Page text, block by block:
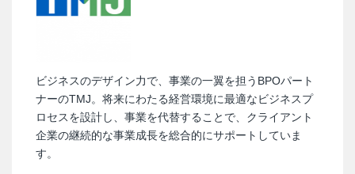
ビジネスのデザイン力で、事業の一翼を担うBPOパート
ナーのTMJ。将来にわたる経営環境に最適なビジネスプ
ロセスを設計し、事業を代替することで、クライアント
企業の継続的な事業成長を総合的にサポートしていま
す。